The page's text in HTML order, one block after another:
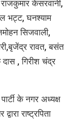
राजकुमार केसरवानी,
भट्ट, घनश्याम
सिजवाली,
रावत, बसंत
, गिरीश चंद्र
के नगर अध्यक्ष
राष्ट्रपिता